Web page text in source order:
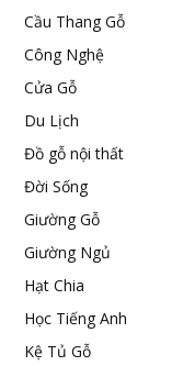
Cầu Thang Gỗ
Công Nghệ
Cửa Gỗ
Du Lịch
Đồ gỗ nội thất
Đời Sống
Giường Gỗ
Giường Ngủ
Hạt Chia
Học Tiếng Anh
Kệ Tủ Gỗ